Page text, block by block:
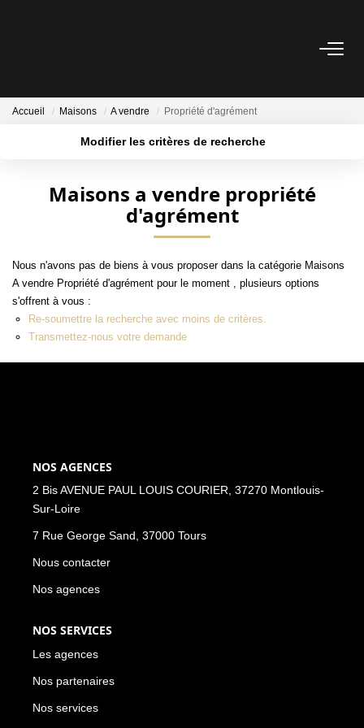
Les Agences
Notre Équipe
Nous Rejoindre
Nos Témoignages
Nos Partenaires
Accueil Maisons A vendre Propriété d'agrément
Modifier les critères de recherche
Plus de critères Créer une alerte
Maisons a vendre propriété
d'agrément
Nous n'avons pas de biens à vous proposer dans la catégorie Maisons
A vendre Propriété d'agrément pour le moment , plusieurs options
s'offrent à vous :
Re-soumettre la recherche avec moins de critères.
Transmettez-nous votre demande
NOS AGENCES
2 Bis AVENUE PAUL LOUIS COURIER, 37270 Montlouis-
Sur-Loire
7 Rue George Sand, 37000 Tours
Nous contacter
Nos agences
NOS SERVICES
Les agences
Nos partenaires
Nos services